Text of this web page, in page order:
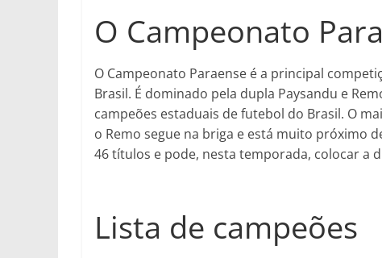
O Campeonato
O Campeonato Paraense é a principal
Brasil. É dominado pela dupla Paysandu e
campeões estaduais de futebol do Brasil. O
o Remo segue na briga e está muito próximo
46 títulos e pode, nesta temporada, colocar a
Lista de campeões